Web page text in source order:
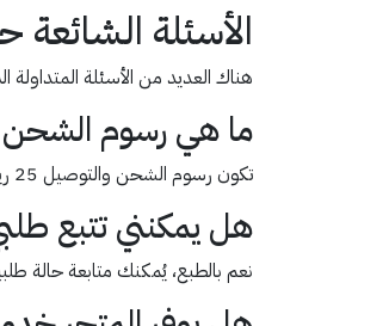
الأسئلة
هناك العديد من الأسئلة
ما هي رسوم الشحن
تكون رسوم الشحن والتوصيل 25 ريالًا سعوديًا أو 25 درهمًا إماراتيًّا على الطلبات التي تكون قيمتها أقل من 199 ريالًا سعوديًا أو 199 درهمًا إماراتيًّا.
هل يمكنني تتبع
نعم بالطبع، يُمكنك متابعة حالة